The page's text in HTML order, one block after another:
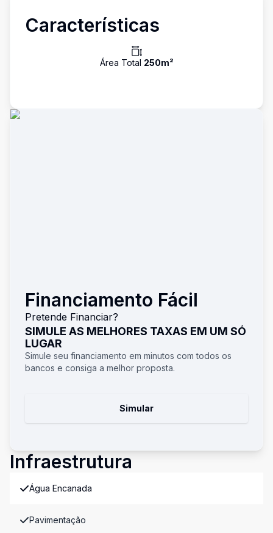
Características
Área Total 250m²
Financiamento Fácil
Pretende Financiar?
SIMULE AS MELHORES TAXAS EM UM SÓ
LUGAR
Simule seu financiamento em minutos com todos os
bancos e consiga a melhor proposta.
Simular
Infraestrutura
Água Encanada
Pavimentação